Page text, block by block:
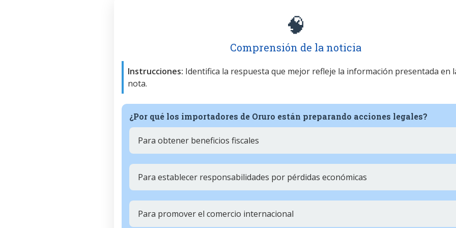
🧠
Comprensión de la noticia
Instrucciones: Identifica la respuesta que mejor refleje la información presentada en
nota.
¿Por qué los importadores de Oruro están preparando acciones legales?
Para obtener beneficios fiscales
Para establecer responsabilidades por pérdidas económicas
Para promover el comercio internacional